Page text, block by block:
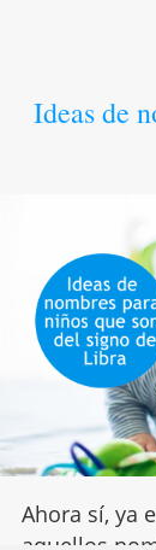
Ideas de
Ahora sí, ya